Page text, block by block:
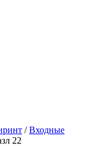
/Входные
22